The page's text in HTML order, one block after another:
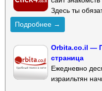
Здесь ты
Подробнее →
Orbita.co.il —
страница
Ежедневно
израильтян